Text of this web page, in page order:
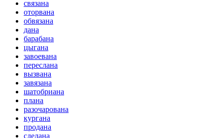
связана
оторвана
обвязана
дана
барабана
цыгана
завоевана
переслана
вызвана
завязана
шатобриана
плана
разочарована
кургана
продана
сделана